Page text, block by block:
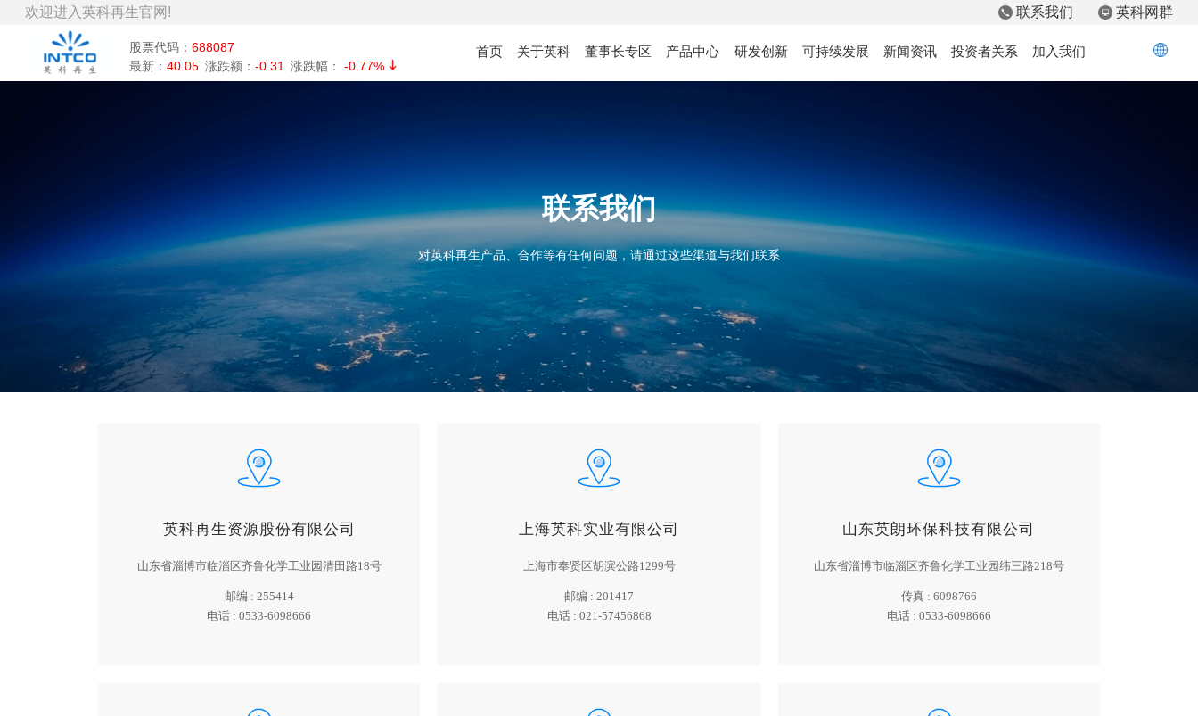
欢迎进入英科再生官网! 联系我们 英科网群
股票代码：688087
最新：40.05 涨跌额：-0.31 涨跌幅： -0.77%
首页 关于英科 董事长专区 产品中心 研发创新 可持续发展 新闻资讯 投资者关系 加入我们
联系我们
对英科再生产品、合作等有任何问题，请通过这些渠道与我们联系
英科再生资源股份有限公司
山东省淄博市临淄区齐鲁化学工业园清田路18号
邮编 : 255414
电话 : 0533-6098666
上海英科实业有限公司
上海市奉贤区胡滨公路1299号
邮编 : 201417
电话 : 021-57456868
山东英朗环保科技有限公司
山东省淄博市临淄区齐鲁化学工业园纬三路218号
传真 : 6098766
电话 : 0533-6098666